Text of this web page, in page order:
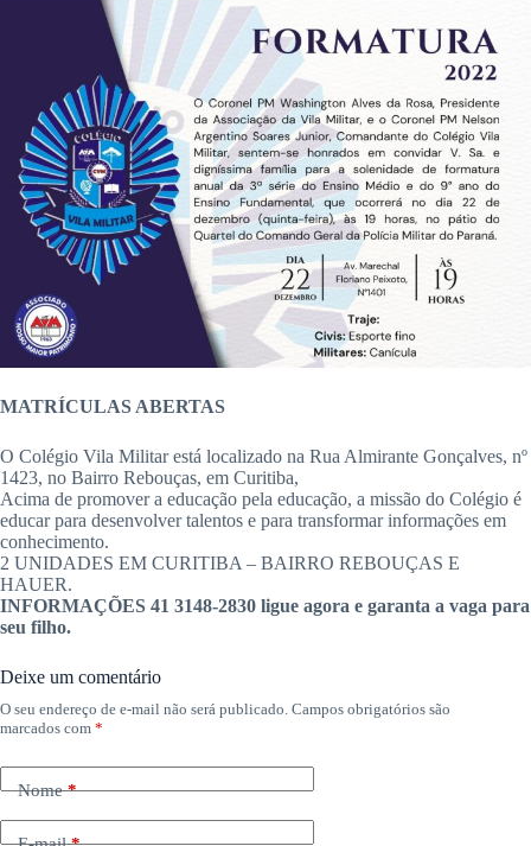
MATRÍCULAS ABERTAS
O Colégio Vila Militar está localizado na Rua Almirante Gonçalves, nº
1423, no Bairro Rebouças, em Curitiba,
Acima de promover a educação pela educação, a missão do Colégio é
educar para desenvolver talentos e para transformar informações em
conhecimento.
2 UNIDADES EM CURITIBA – BAIRRO REBOUÇAS E
HAUER.
INFORMAÇÕES 41 3148-2830 ligue agora e garanta a vaga para
seu filho.
Deixe um comentário
O seu endereço de e-mail não será publicado. Campos obrigatórios são
marcados com *
Nome*